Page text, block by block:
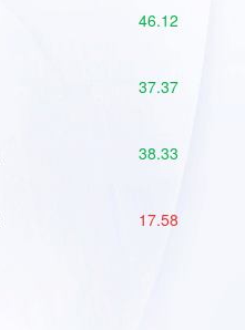
46.12
37.37
38.33
17.58